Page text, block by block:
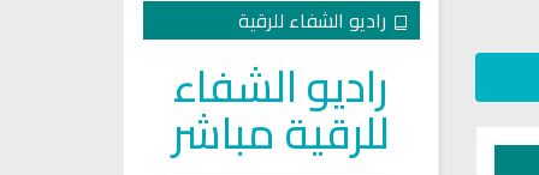
راديو الشفاء للرقية
راديو الشفاء
للرقية مباشر